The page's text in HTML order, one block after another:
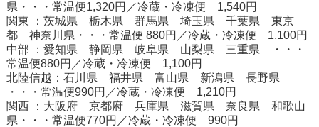
県・・・常温便1,320円／冷蔵・冷凍便 1,540円
関東 ：茨城県 栃木県 群馬県 埼玉県 千葉県 東京
都 神奈川県・・・常温便 880円／冷蔵・冷凍便 1,100円
中部 ：愛知県 静岡県 岐阜県 山梨県 三重県 ・・・
常温便880円／冷蔵・冷凍便 1,100円
北陸信越：石川県 福井県 富山県 新潟県 長野県
・・・常温便990円／冷蔵・冷凍便 1,210円
関西 ：大阪府 京都府 兵庫県 滋賀県 奈良県 和歌山
県・・・常温便770円／冷蔵・冷凍便 990円